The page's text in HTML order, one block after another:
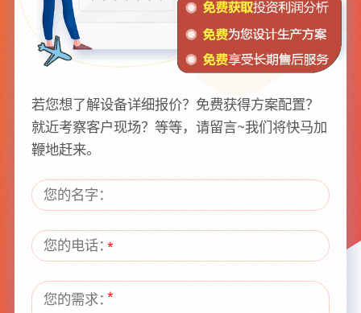
若您想了解设备详细报价？免费获得方案配置？
就近考察客户现场？等等，请留言~我们将快马加
鞭地赶来。